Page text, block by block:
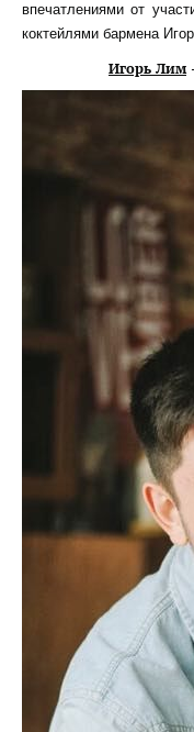
впечатлениями от
коктейлями бармена
Игорь Лим